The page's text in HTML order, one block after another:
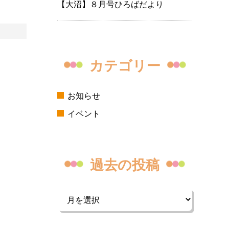
【大沼】８月号ひろばだより
カテゴリー
お知らせ
イベント
過去の投稿